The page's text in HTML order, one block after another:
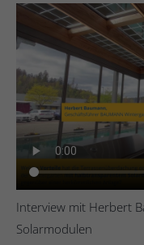
Interview mit Herbert
Solarmodulen